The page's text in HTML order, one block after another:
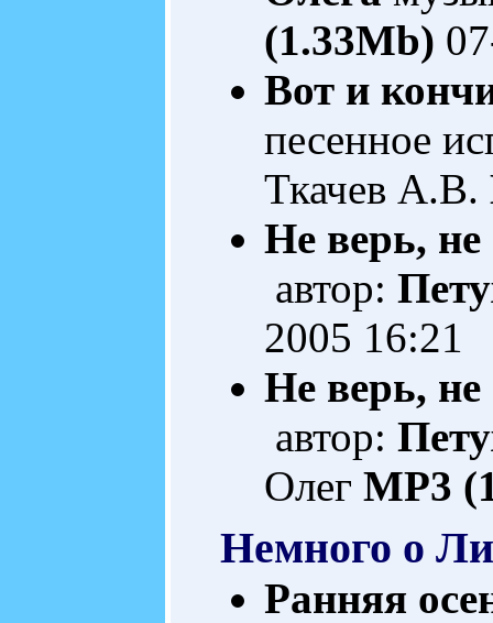
(1.33Mb)
Вот и
песенное
Ткачев А.В.
Не верь, не
автор:
2005 16:21
Не верь, не
автор:
Олег MP3
Немного о
Ранняя